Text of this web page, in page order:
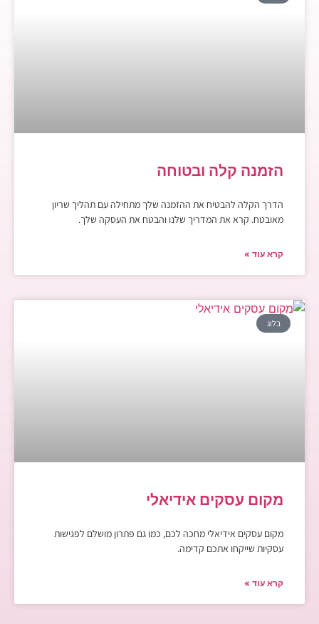
הזמנה קלה ובטוחה
הדרך הקלה להבטיח את ההזמנה שלך מתחילה עם תהליך שריון
מאובטח. קרא את המדריך שלנו והבטח את העסקה שלך.
קרא עוד »
בלוג
מקום עסקים אידיאלי
מקום עסקים אידיאלי מחכה לכם, כמו גם פתרון מושלם לפגישות
עסקיות שייקחו אתכם קדימה.
קרא עוד »